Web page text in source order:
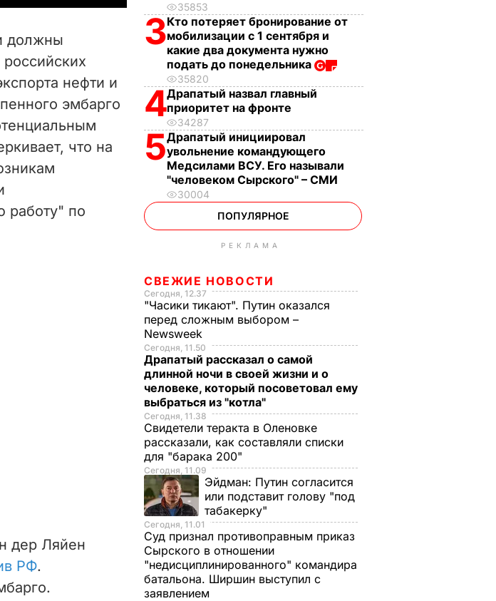
должны
нефти и
эмбарго
что на
работу" по
дер Ляйен
РФ.
35853
3Кто потеряет бронирование от
мобилизации с 1 сентября и
какие два документа нужно
подать до понедельника
35820
4Драпатый назвал главный
приоритет на фронте
34287
5Драпатый инициировал
увольнение командующего
Медсилами ВСУ. Его называли
"человеком Сырского" – СМИ
30004
ПОПУЛЯРНОЕ
РЕКЛАМА
СВЕЖИЕ НОВОСТИ
Сегодня, 12.37
"Часики тикают". Путин оказался
перед сложным выбором –
Newsweek
Сегодня, 11.50
Драпатый рассказал о самой
длинной ночи в своей жизни и о
человеке, который посоветовал ему
выбраться из "котла"
Сегодня, 11.38
Свидетели теракта в Оленовке
рассказали, как составляли списки
для "барака 200"
Сегодня, 11.09
Эйдман: Путин согласится
или подставит голову "под
табакерку"
Сегодня, 11.01
Суд признал противоправным приказ
Сырского в отношении
"недисциплинированного" командира
батальона. Ширшин выступил с
заявлением